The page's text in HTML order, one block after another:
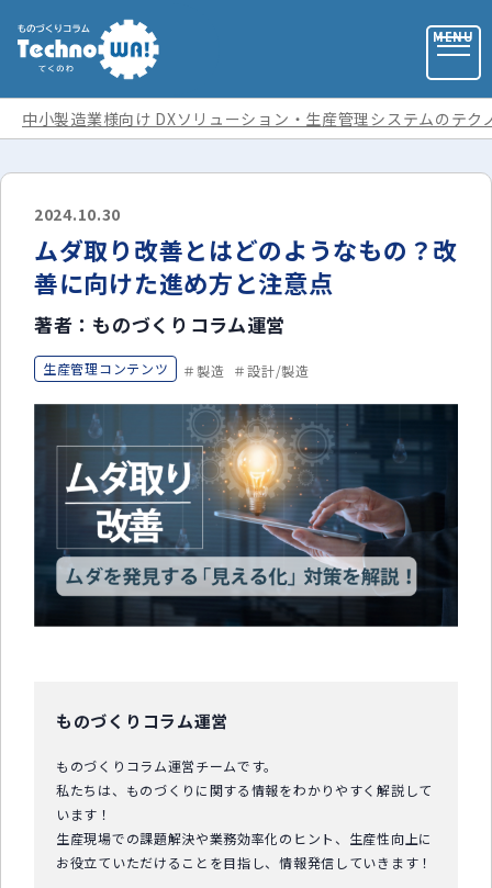
お役立ち資料
運営会社
全ての記事
中小企業診断士コラム
生産管理コンテンツ
イベント開催レポート
セミナーアーカイブ
用語集
導入事例
中小製造業様向け DXソリューション・生産管理システムのテク
2024.10.30
ムダ取り改善とはどのようなもの？改
善に向けた進め方と注意点
著者：ものづくりコラム運営
生産管理コンテンツ 製造 設計/製造
ものづくりコラム運営
ものづくりコラム運営チームです。
私たちは、ものづくりに関する情報をわかりやすく解説して
います！
生産現場での課題解決や業務効率化のヒント、生産性向上に
お役立ていただけることを目指し、情報発信していきます！